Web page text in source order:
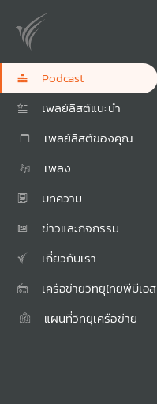
Podcast
เพลย์ลิสต์แนะนำ
เพลย์ลิสต์ของคุณ
เพลง
บทความ
ข่าวและกิจกรรม
เกี่ยวกับเรา
เครือข่ายวิทยุไทยพีบีเอส
แผนที่วิทยุเครือข่าย